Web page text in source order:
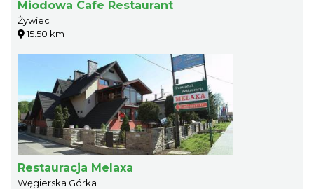
Miodowa Cafe Restaurant
Żywiec
15.50 km
Restauracja Melaxa
Węgierska Górka